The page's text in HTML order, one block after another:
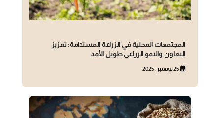
المجتمعات المحلية في الزراعة المستدامة: تعزيز
التعاون والنمو الزراعي طويل الأمد